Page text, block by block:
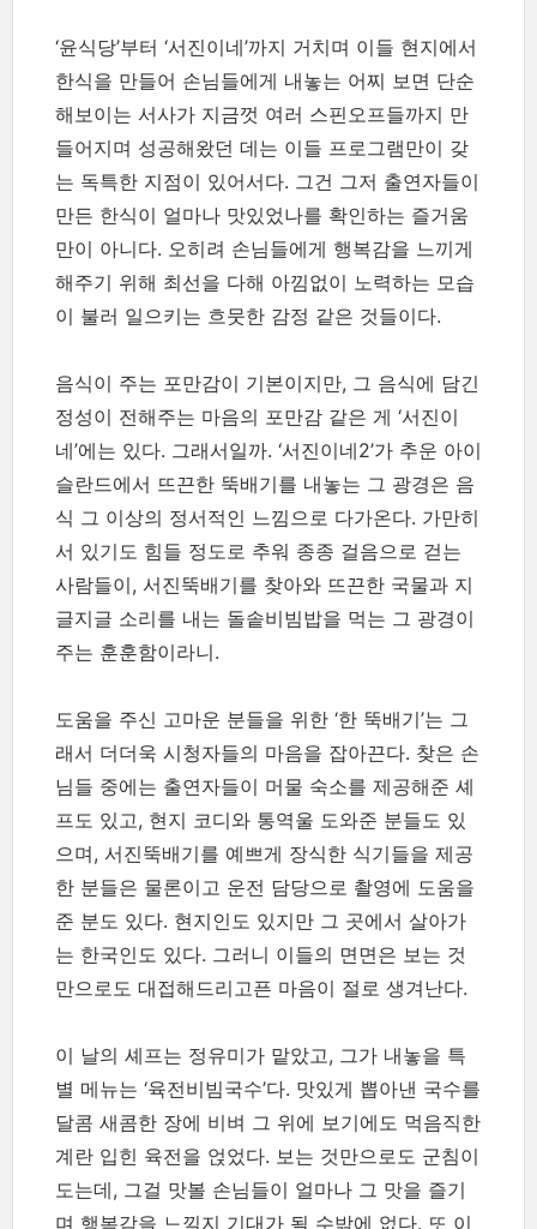
‘윤식당’부터 ‘서진이네’까지 거치며 이들 현지에서
한식을 만들어 손님들에게 내놓는 어찌 보면 단순
해보이는 서사가 지금껏 여러 스핀오프들까지 만
들어지며 성공해왔던 데는 이들 프로그램만이 갖
는 독특한 지점이 있어서다. 그건 그저 출연자들이
만든 한식이 얼마나 맛있었나를 확인하는 즐거움
만이 아니다. 오히려 손님들에게 행복감을 느끼게
해주기 위해 최선을 다해 아낌없이 노력하는 모습
이 불러 일으키는 흐뭇한 감정 같은 것들이다.
음식이 주는 포만감이 기본이지만, 그 음식에 담긴
정성이 전해주는 마음의 포만감 같은 게 ‘서진이
네’에는 있다. 그래서일까. ‘서진이네2’가 추운 아이
슬란드에서 뜨끈한 뚝배기를 내놓는 그 광경은 음
식 그 이상의 정서적인 느낌으로 다가온다. 가만히
서 있기도 힘들 정도로 추워 종종 걸음으로 걷는
사람들이, 서진뚝배기를 찾아와 뜨끈한 국물과 지
글지글 소리를 내는 돌솥비빔밥을 먹는 그 광경이
주는 훈훈함이라니.
도움을 주신 고마운 분들을 위한 ‘한 뚝배기’는 그
래서 더더욱 시청자들의 마음을 잡아끈다. 찾은 손
님들 중에는 출연자들이 머물 숙소를 제공해준 셰
프도 있고, 현지 코디와 통역울 도와준 분들도 있
으며, 서진뚝배기를 예쁘게 장식한 식기들을 제공
한 분들은 물론이고 운전 담당으로 촬영에 도움을
준 분도 있다. 현지인도 있지만 그 곳에서 살아가
는 한국인도 있다. 그러니 이들의 면면은 보는 것
만으로도 대접해드리고픈 마음이 절로 생겨난다.
이 날의 셰프는 정유미가 맡았고, 그가 내놓을 특
별 메뉴는 ‘육전비빔국수’다. 맛있게 뽑아낸 국수를
달콤 새콤한 장에 비벼 그 위에 보기에도 먹음직한
계란 입힌 육전을 얹었다. 보는 것만으로도 군침이
도는데, 그걸 맛볼 손님들이 얼마나 그 맛을 즐기
며 행복감을 느낄지 기대가 될 수밖에 없다. 또 이